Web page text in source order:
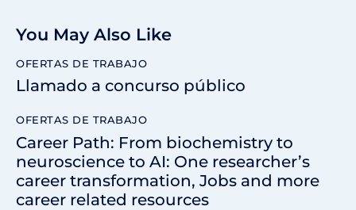
You May Also Like
OFERTAS DE TRABAJO
Llamado a concurso público
OFERTAS DE TRABAJO
Career Path: From biochemistry to
neuroscience to AI: One researcher’s
career transformation, Jobs and more
career related resources